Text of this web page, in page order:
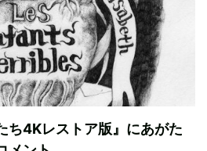
ち4Kレストア版』にあがた